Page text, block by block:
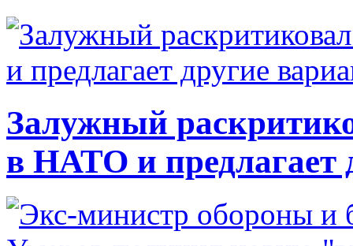
Залужный
в НАТО и предлагает